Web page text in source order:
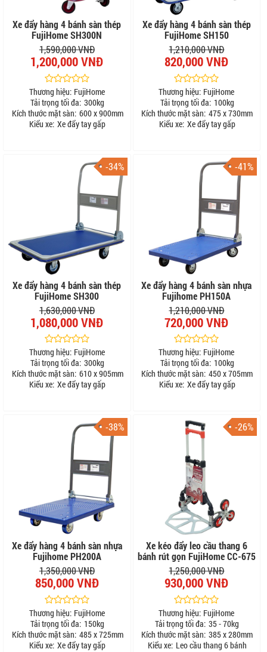
Xe đẩy hàng 4 bánh sàn thép
FujiHome SH300N
1,590,000 VNĐ
1,200,000 VNĐ
Thương hiệu: FujiHome
Tải trọng tối đa: 300kg
Kích thước mặt sàn: 600 x 900mm
Kiểu xe: Xe đẩy tay gấp
Xe đẩy hàng 4 bánh sàn thép
FujiHome SH150
1,210,000 VNĐ
820,000 VNĐ
Thương hiệu: FujiHome
Tải trọng tối đa: 100kg
Kích thước mặt sàn: 475 x 730mm
Kiểu xe: Xe đẩy tay gấp
-34%
Xe đẩy hàng 4 bánh sàn thép
FujiHome SH300
1,630,000 VNĐ
1,080,000 VNĐ
Thương hiệu: FujiHome
Tải trọng tối đa: 300kg
Kích thước mặt sàn: 610 x 905mm
Kiểu xe: Xe đẩy tay gấp
-41%
Xe đẩy hàng 4 bánh sàn nhựa
Fujihome PH150A
1,210,000 VNĐ
720,000 VNĐ
Thương hiệu: FujiHome
Tải trọng tối đa: 100kg
Kích thước mặt sàn: 450 x 705mm
Kiểu xe: Xe đẩy tay gấp
-38%
Xe đẩy hàng 4 bánh sàn nhựa
Fujihome PH200A
1,350,000 VNĐ
850,000 VNĐ
Thương hiệu: FujiHome
Tải trọng tối đa: 150kg
Kích thước mặt sàn: 485 x 725mm
Kiểu xe: Xe đẩy tay gấp
-26%
Xe kéo đẩy leo cầu thang 6
bánh rút gọn FujiHome CC-675
1,250,000 VNĐ
930,000 VNĐ
Thương hiệu: FujiHome
Tải trọng tối đa: 35 - 70kg
Kích thước mặt sàn: 385 x 280mm
Kiểu xe: Leo cầu thang 6 bánh